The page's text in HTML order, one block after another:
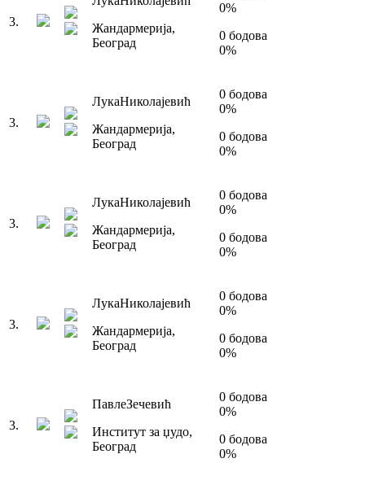
3.
Жандармерија,
Београд
0%
0 бодова
0%
3.
ЛукаНиколајевић
Жандармерија,
Београд
0 бодова
0%
0 бодова
0%
3.
ЛукаНиколајевић
Жандармерија,
Београд
0 бодова
0%
0 бодова
0%
3.
ЛукаНиколајевић
Жандармерија,
Београд
0 бодова
0%
0 бодова
0%
3.
ПавлеЗечевић
Институт за џудо,
Београд
0 бодова
0%
0 бодова
0%